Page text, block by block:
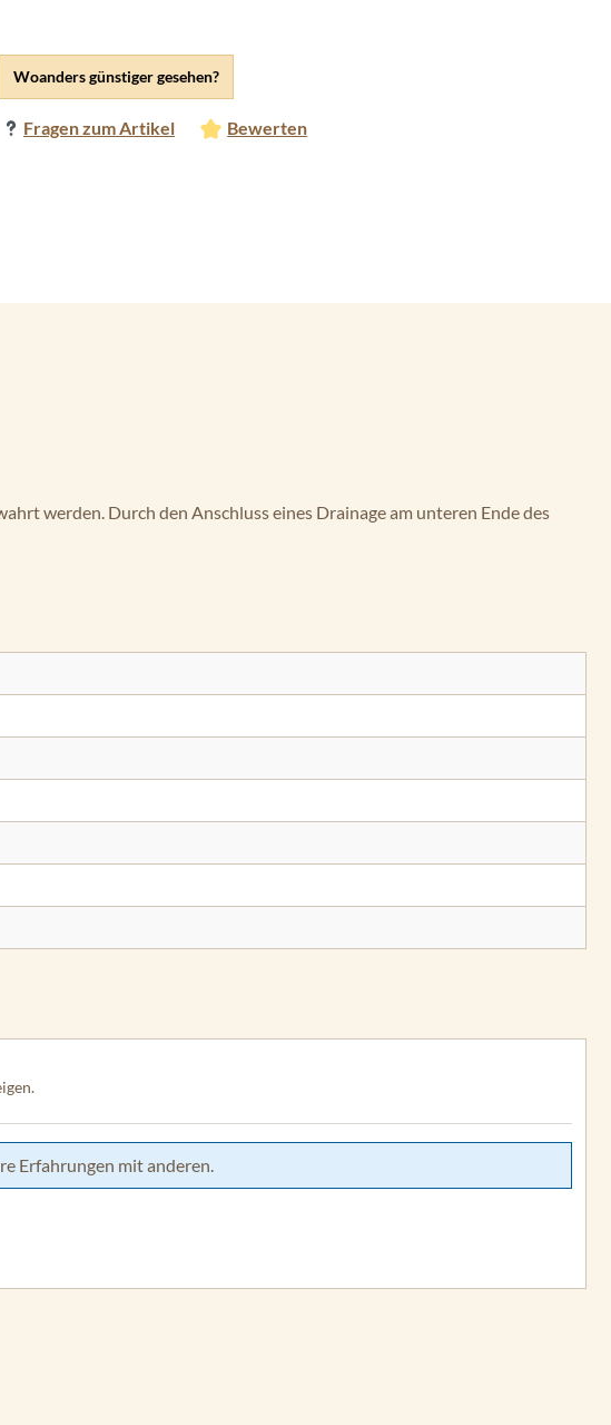
Woanders günstiger gesehen?
Fragen zum Artikel Bewerten
werden. Durch den Anschluss eines Drainage am unteren Ende des
Erfahrungen mit anderen.